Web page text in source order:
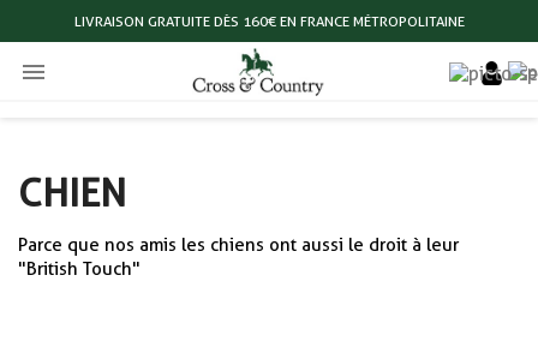
LIVRAISON GRATUITE DÈS 160€ EN FRANCE MÉTROPOLITAINE

CHIEN
Parce que nos amis les chiens ont aussi le droit à leur
"British Touch"